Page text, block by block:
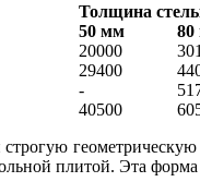
Толщина
50 мм
20000
29400
-
40500
плитой. Эта